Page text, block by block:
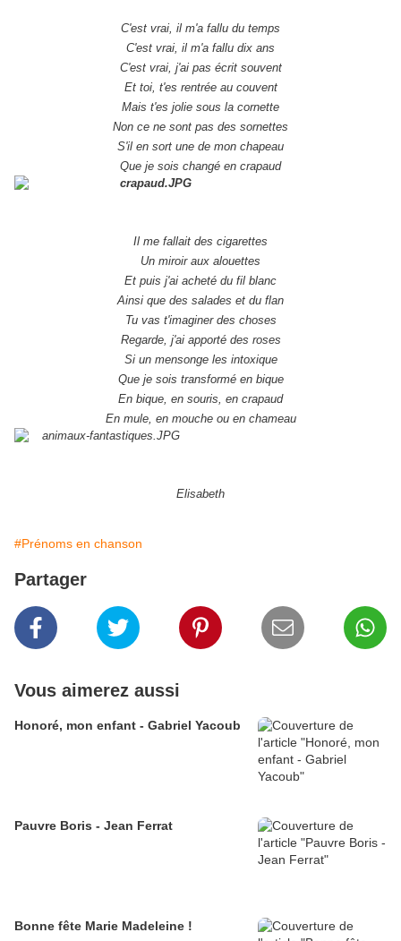
C'est vrai, il m'a fallu du temps
C'est vrai, il m'a fallu dix ans
C'est vrai, j'ai pas écrit souvent
Et toi, t'es rentrée au couvent
Mais t'es jolie sous la cornette
Non ce ne sont pas des sornettes
S'il en sort une de mon chapeau
Que je sois changé en crapaud
Il me fallait des cigarettes
Un miroir aux alouettes
Et puis j'ai acheté du fil blanc
Ainsi que des salades et du flan
Tu vas t'imaginer des choses
Regarde, j'ai apporté des roses
Si un mensonge les intoxique
Que je sois transformé en bique
En bique, en souris, en crapaud
En mule, en mouche ou en chameau
Elisabeth
#Prénoms en chanson
Partager
Vous aimerez aussi
Honoré, mon enfant - Gabriel Yacoub
Pauvre Boris - Jean Ferrat
Bonne fête Marie Madeleine !